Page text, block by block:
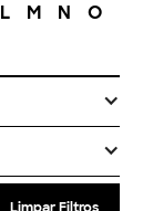
L M N O